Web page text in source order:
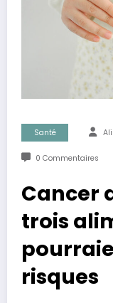
Santé
0 Commentaires
Cancer
trois
risques